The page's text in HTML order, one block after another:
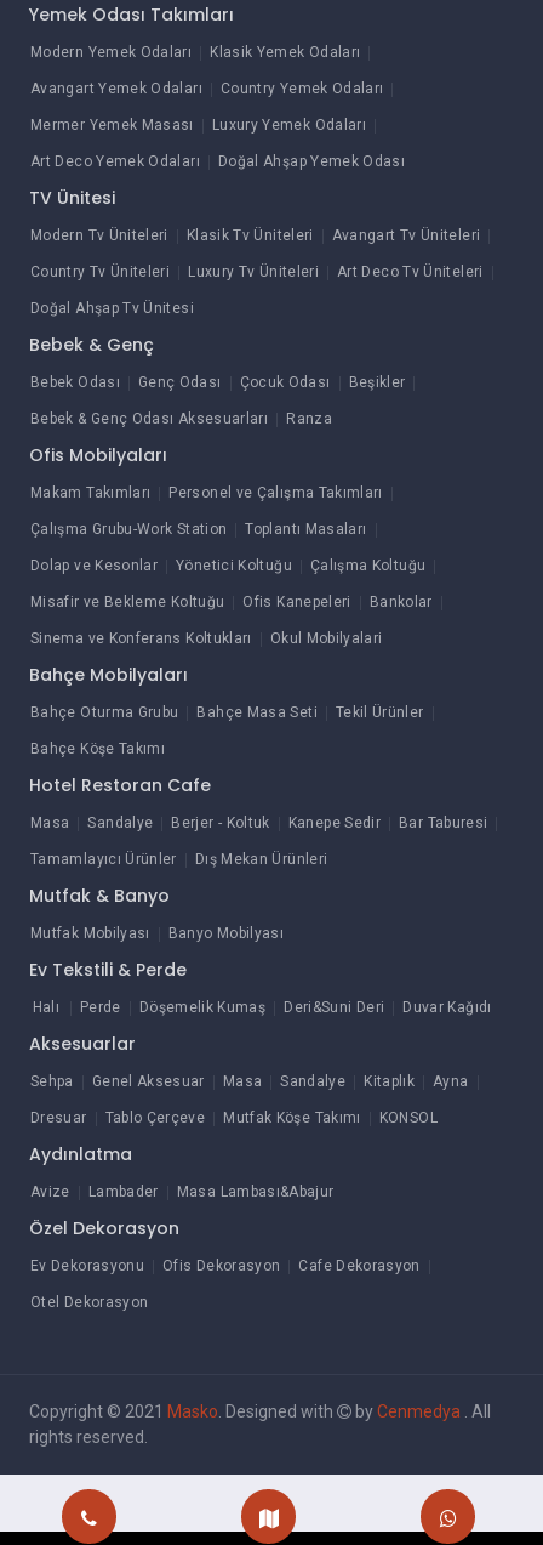
Yemek Odası Takımları
Modern Yemek Odaları Klasik Yemek Odaları
Avangart Yemek Odaları Country Yemek Odaları
Mermer Yemek Masası Luxury Yemek Odaları
Art Deco Yemek Odaları Doğal Ahşap Yemek Odası
TV Ünitesi
Modern Tv Üniteleri Klasik Tv Üniteleri Avangart Tv Üniteleri
Country Tv Üniteleri Luxury Tv Üniteleri Art Deco Tv Üniteleri
Doğal Ahşap Tv Ünitesi
Bebek & Genç
Bebek Odası Genç Odası Çocuk Odası Beşikler
Bebek & Genç Odası Aksesuarları Ranza
Ofis Mobilyaları
Makam Takımları Personel ve Çalışma Takımları
Çalışma Grubu-Work Station Toplantı Masaları
Dolap ve Kesonlar Yönetici Koltuğu Çalışma Koltuğu
Misafir ve Bekleme Koltuğu Ofis Kanepeleri Bankolar
Sinema ve Konferans Koltukları Okul Mobilyalari
Bahçe Mobilyaları
Bahçe Oturma Grubu Bahçe Masa Seti Tekil Ürünler
Bahçe Köşe Takımı
Hotel Restoran Cafe
Masa Sandalye Berjer - Koltuk Kanepe Sedir Bar Taburesi
Tamamlayıcı Ürünler Dış Mekan Ürünleri
Mutfak & Banyo
Mutfak Mobilyası Banyo Mobilyası
Ev Tekstili & Perde
Halı Perde Döşemelik Kumaş Deri&Suni Deri Duvar Kağıdı
Aksesuarlar
Sehpa Genel Aksesuar Masa Sandalye Kitaplık Ayna
Dresuar Tablo Çerçeve Mutfak Köşe Takımı KONSOL
Aydınlatma
Avize Lambader Masa Lambası&Abajur
Özel Dekorasyon
Ev Dekorasyonu Ofis Dekorasyon Cafe Dekorasyon
Otel Dekorasyon
Copyright © 2021 Masko . Designed with byCenmedya
. All
rights reserved.